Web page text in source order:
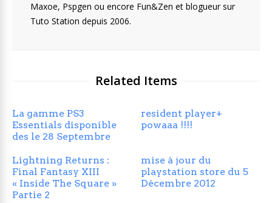
Maxoe, Pspgen ou encore Fun&Zen et blogueur sur
Tuto Station depuis 2006.
Related Items
La gamme PS3
Essentials disponible
des le 28 Septembre
resident player+
powaaa !!!!
Lightning Returns :
Final Fantasy XIII
« Inside The Square »
Partie 2
mise à jour du
playstation store du 5
Décembre 2012